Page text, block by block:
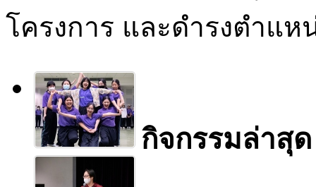
โครงการ และดำรงตำแ
กิจกรรมล่าสุด